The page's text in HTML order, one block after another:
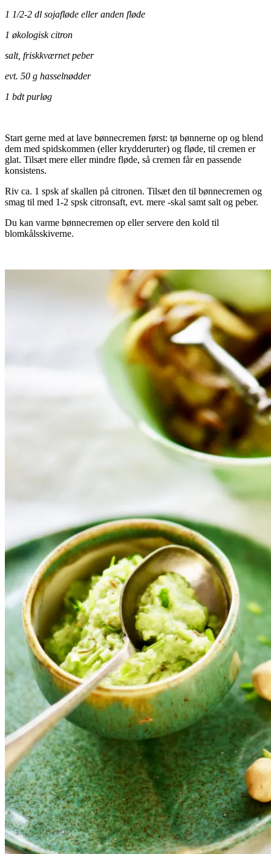
1 1/2-2 dl sojafløde eller anden fløde
1 økologisk citron
salt, friskkværnet peber
evt. 50 g hasselnødder
1 bdt purløg
Start gerne med at lave bønnecremen først: tø bønnerne op og blend
dem med spidskommen (eller krydderurter) og fløde, til cremen er
glat. Tilsæt mere eller mindre fløde, så cremen får en passende
konsistens.
Riv ca. 1 spsk af skallen på citronen. Tilsæt den til bønnecremen og
smag til med 1-2 spsk citronsaft, evt. mere -skal samt salt og peber.
Du kan varme bønnecremen op eller servere den kold til
blomkålsskiverne.